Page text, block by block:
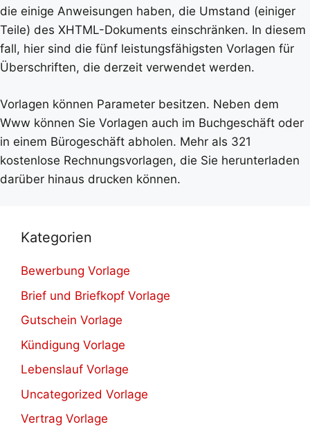
die einige Anweisungen haben, die Umstand (einiger
Teile) des XHTML-Dokuments einschränken. In diesem
fall, hier sind die fünf leistungsfähigsten Vorlagen für
Überschriften, die derzeit verwendet werden.
Vorlagen können Parameter besitzen. Neben dem
Www können Sie Vorlagen auch im Buchgeschäft oder
in einem Bürogeschäft abholen. Mehr als 321
kostenlose Rechnungsvorlagen, die Sie herunterladen
darüber hinaus drucken können.
Kategorien
Bewerbung Vorlage
Brief und Briefkopf Vorlage
Gutschein Vorlage
Kündigung Vorlage
Lebenslauf Vorlage
Uncategorized Vorlage
Vertrag Vorlage